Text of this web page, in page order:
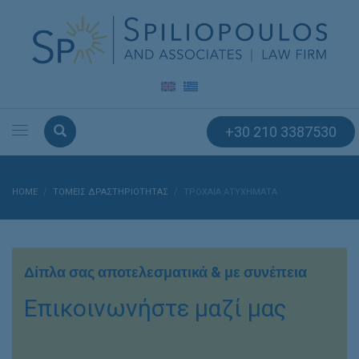
+30 210 3387530
HOME ΤΟΜΕΙΣ ΔΡΑΣΤΗΡΙΟΤΗΤΑΣ ΤΡΟΧΑΊΑ AΤΥΧΉΜΑΤΑ
Δίπλα σας αποτελεσματικά & με συνέπεια
Επικοινωνήστε μαζί μας